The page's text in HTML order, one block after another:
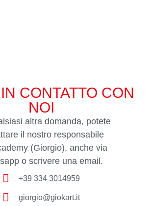
CONTATTO CON
NOI
altra domanda, potete
il nostro responsabile
(Giorgio), anche via
o scrivere una email.
+39 334 3014959
giorgio@giokart.it